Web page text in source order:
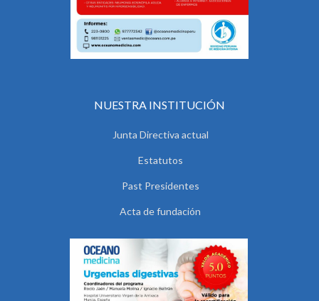
NUESTRA INSTITUCIÓN
Junta Directiva actual
Estatutos
Past Presidentes
Acta de fundación